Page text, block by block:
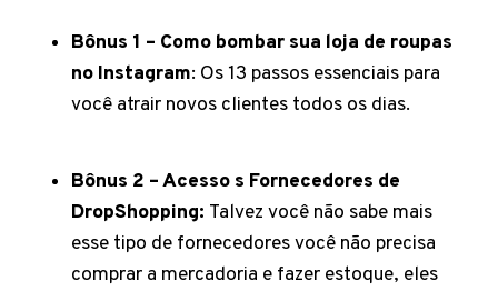
Bônus 1 – Como bombar sua loja de roupas
no Instagram: Os 13 passos essenciais para
você atrair novos clientes todos os dias.
Bônus 2 – Acesso s Fornecedores de
DropShopping: Talvez você não sabe mais
esse tipo de fornecedores você não precisa
comprar a mercadoria e fazer estoque, eles